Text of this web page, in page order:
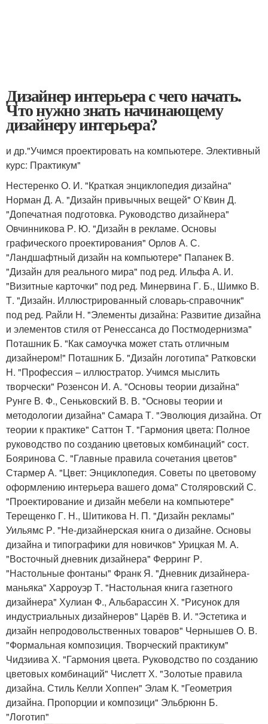
Дизайнер интерьера с чего начать.
Что нужно знать начинающему
дизайнеру интерьера?
и др."Учимся проектировать на компьютере. Элективный
курс: Практикум"
Нестеренко О. И. "Краткая энциклопедия дизайна"
Норман Д. А. "Дизайн привычных вещей" О`Квин Д.
"Допечатная подготовка. Руководство дизайнера"
Овчинникова Р. Ю. "Дизайн в рекламе. Основы
графического проектирования" Орлов А. С.
"Ландшафтный дизайн на компьютере" Папанек В.
"Дизайн для реального мира" под ред. Ильфа А. И.
"Визитные карточки" под ред. Минервина Г. Б., Шимко В.
Т. "Дизайн. Иллюстрированный словарь-справочник"
под ред. Райли Н. "Элементы дизайна: Развитие дизайна
и элементов стиля от Ренессанса до Постмодернизма"
Поташник Б. "Как самоучка может стать отличным
дизайнером!" Поташник Б. "Дизайн логотипа" Ратковски
Н. "Профессия – иллюстратор. Учимся мыслить
творчески" Розенсон И. А. "Основы теории дизайна"
Рунге В. Ф., Сеньковский В. В. "Основы теории и
методологии дизайна" Самара Т. "Эволюция дизайна. От
теории к практике" Саттон Т. "Гармония цвета: Полное
руководство по созданию цветовых комбинаций" сост.
Бояринова С. "Главные правила сочетания цветов"
Стармер А. "Цвет: Энциклопедия. Советы по цветовому
оформлению интерьера вашего дома" Столяровский С.
"Проектирование и дизайн мебели на компьютере"
Терещенко Г. Н., Шитикова Н. П. "Дизайн рекламы"
Уильямс Р. "Не-дизайнерская книга о дизайне. Основы
дизайна и типографики для новичков" Урицкая М. А.
"Восточный дневник дизайнера" Ферринг Р.
"Настольные фонтаны" Франк Я. "Дневник дизайнера-
маньяка" Харроуэр Т. "Настольная книга газетного
дизайнера" Хулиан Ф., Альбарассин Х. "Рисунок для
индустриальных дизайнеров" Царёв В. И. "Эстетика и
дизайн непродовольственных товаров" Чернышев О. В.
"Формальная композиция. Творческий практикум"
Чидзиива Х. "Гармония цвета. Руководство по созданию
цветовых комбинаций" Числетт Х. "Золотые правила
дизайна. Стиль Келли Хоппен" Элам К. "Геометрия
дизайна. Пропорции и композици" Эльбрюнн Б.
"Логотип"